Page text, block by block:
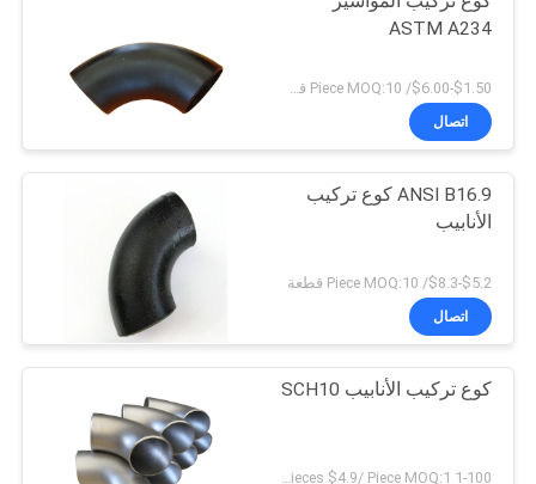
ASTM A234
$1.50-$6.00/ Piece MOQ:10 قطعة
اتصال
ANSI B16.9 كوع تركيب
الأنابيب
$5.2-$8.3/ Piece MOQ:10 قطعة
اتصال
كوع تركيب الأنابيب SCH10